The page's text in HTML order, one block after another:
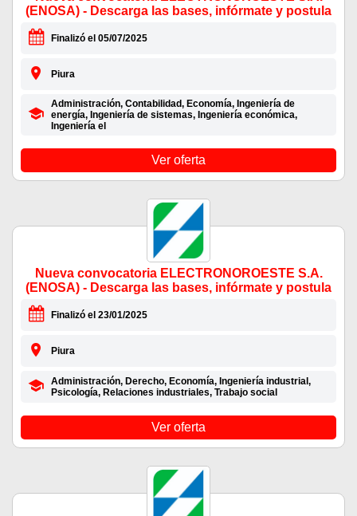
(ENOSA) - Descarga las bases, infórmate y postula
Finalizó el 05/07/2025
Piura
Administración, Contabilidad, Economía, Ingeniería de
energía, Ingeniería de sistemas, Ingeniería económica,
Ingeniería el
Ver oferta
Nueva convocatoria ELECTRONOROESTE S.A.
(ENOSA) - Descarga las bases, infórmate y postula
Finalizó el 23/01/2025
Piura
Administración, Derecho, Economía, Ingeniería industrial,
Psicología, Relaciones industriales, Trabajo social
Ver oferta